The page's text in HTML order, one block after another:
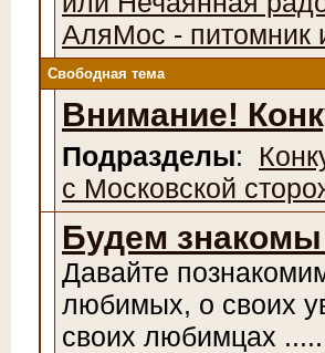
АляМос - питомник
Свободная тема
Внимание!
Подразделы:
с Московской
Будем
Давайте
любимых, о своих
своих любимцах